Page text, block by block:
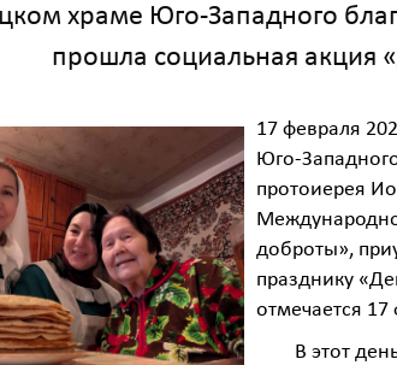
храме Юго-Западного
прошла социальная акция
17 февраля
Юго-
протоиерея
доброты»,
празднику
отмечается
В этот день